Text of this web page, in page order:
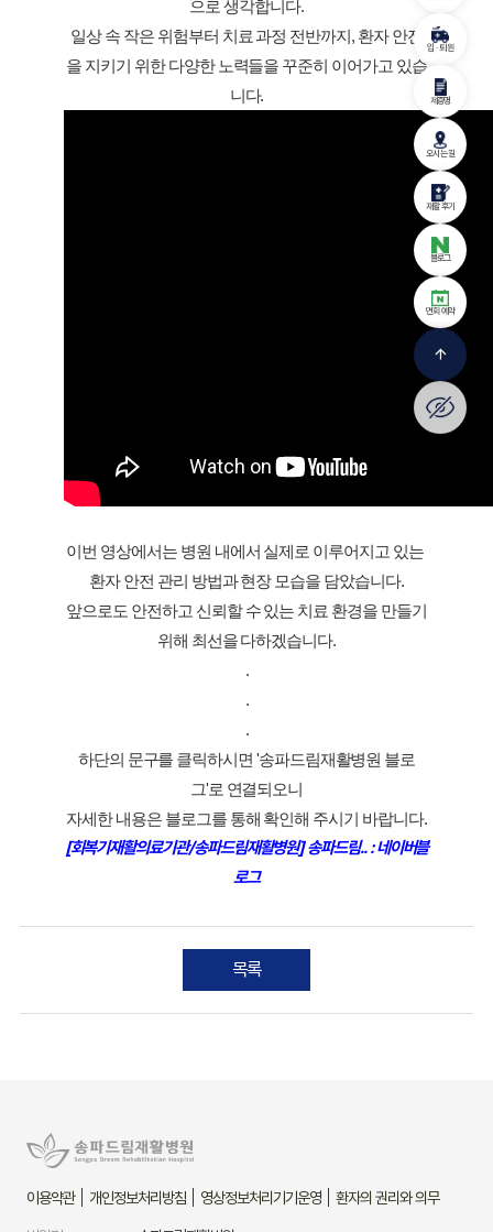
입 · 퇴원
제증명
오시는 길
재활 후기
블로그
면회 예약
arrow_upward
으로 생각합니다.
니다.
환자 안전 관리 방법과 현장 모습을 담았습니다.
위해 최선을 다하겠습니다.
.
.
.
그'로 연결되오니
자세한 내용은 블로그를 통해 확인해 주시기 바랍니다.
로그
목록
이용약관 개인정보처리방침 영상정보처리기기운영 환자의 권리와 의무